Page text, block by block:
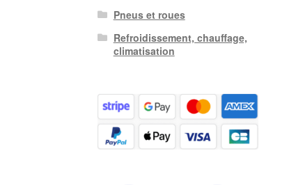
Pneus et roues
Refroidissement, chauffage,
climatisation